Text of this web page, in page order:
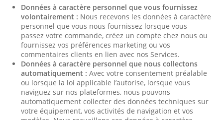
Données à caractère personnel que vous fournissez
volontairement : Nous recevons les données à caractère
personnel que vous nous fournissez lorsque vous
passez votre commande, créez un compte chez nous ou
fournissez vos préférences marketing ou vos
commentaires clients en lien avec nos Services.
Données à caractère personnel que nous collectons
automatiquement : Avec votre consentement préalable
ou lorsque la loi applicable l’autorise, lorsque vous
naviguez sur nos plateformes, nous pouvons
automatiquement collecter des données techniques sur
votre équipement, vos activités de navigation et vos